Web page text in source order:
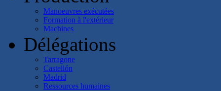
Manoeuvres exécutées
Formation à l'extérieur
Machines
Délégations
Tarragone
Castellón
Madrid
Ressources humaines